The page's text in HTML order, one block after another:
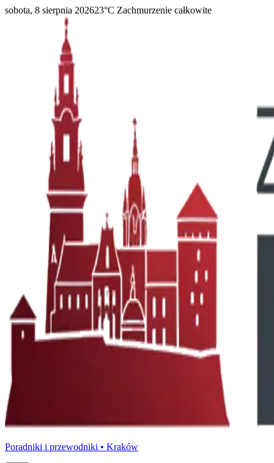
sobota, 8 sierpnia 202623°C Zachmurzenie całkowite
Poradniki i przewodniki • Kraków